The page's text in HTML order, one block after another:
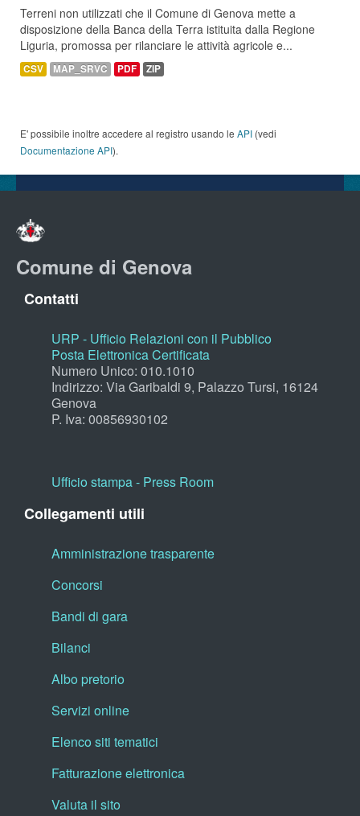
Terreni non utilizzati che il Comune di Genova mette a
disposizione della Banca della Terra istituita dalla Regione
Liguria, promossa per rilanciare le attività agricole e...
CSV MAP_SRVC PDF ZIP
E' possibile inoltre accedere al registro usando le API (vedi
Documentazione API).
Comune di Genova
Contatti
URP - Ufficio Relazioni con il Pubblico
Posta Elettronica Certificata
Numero Unico: 010.1010
Indirizzo: Via Garibaldi 9, Palazzo Tursi, 16124
Genova
P. Iva: 00856930102
Ufficio stampa - Press Room
Collegamenti utili
Amministrazione trasparente
Concorsi
Bandi di gara
Bilanci
Albo pretorio
Servizi online
Elenco siti tematici
Fatturazione elettronica
Valuta il sito